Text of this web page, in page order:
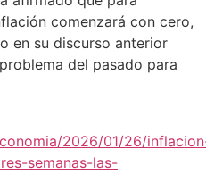
comenzará con cero,
en su discurso anterior
del pasado para
2026/01/26/
semanas-las-